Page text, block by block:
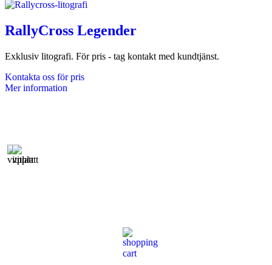
RallyCross Legender
Exklusiv litografi. För pris - tag kontakt med kundtjänst.
Kontakta oss för pris
Mer information